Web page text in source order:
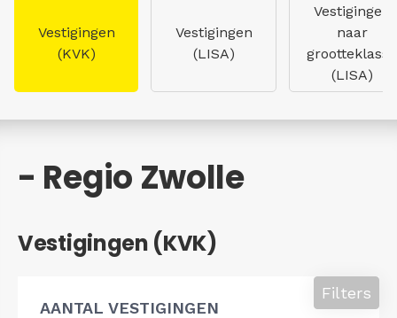
Vestigingen
(KVK)
Vestigingen
(LISA)
Vestigingen
naar
grootteklasse
(LISA)
- Regio Zwolle
Vestigingen (KVK)
AANTAL VESTIGINGEN
Filters